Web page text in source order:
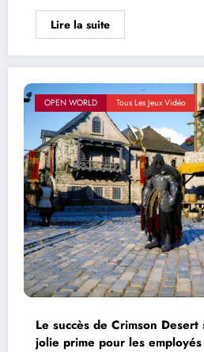
Lire la suite
OPEN WORLD Tous Les Jeux Vidéo
Le succès de Crimson
jolie prime pour les employés